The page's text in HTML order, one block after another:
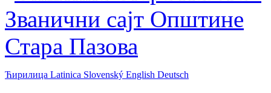
Ћирилица Latinica Slovenský English Deutsch